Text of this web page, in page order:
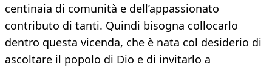
centinaia di comunità e dell’appassionato
contributo di tanti. Quindi bisogna collocarlo
dentro questa vicenda, che è nata col desiderio di
ascoltare il popolo di Dio e di invitarlo a